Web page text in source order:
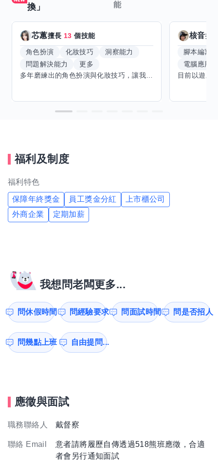
換」
能
芯蕙擅長 13 個技能
角色扮演 化妝技巧
洞察能力
問題解決能力
更多
核音擅
腳本編寫
電腦應用
福利及制度
福利特色
保障年終獎金 員工獎金分紅
上市櫃公司
外商企業
定期加薪
我想問老闆更多...
問休假時間 問經驗要求 問面試時間 問是否招人
問幾點上班 自由提問...
應徵與面試
職務聯絡人 戴督察
聯絡 Email
意者請將履歷自傳透過518熊班應徵，合適
者會另行通知面試